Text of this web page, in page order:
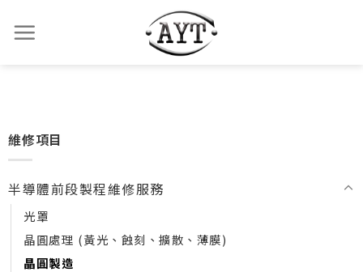
維修項目
半導體前段製程維修服務
光罩
晶圓處理 (黃光、蝕刻、擴散、薄膜)
晶圓製造